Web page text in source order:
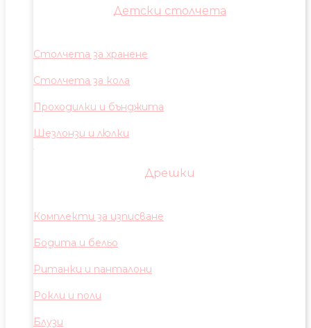
Детски столчета
Столчета за хранене
Столчета за кола
Проходилки и бънджита
Шезлонзи и люлки
Дрешки
Комплекти за изписване
Бодита и бельо
Ританки и панталони
Рокли и поли
Блузи